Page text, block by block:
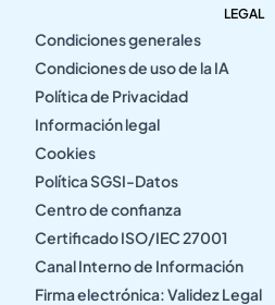
LEGAL
Condiciones generales
Condiciones de uso de la IA
Política de Privacidad
Información legal
Cookies
Política SGSI-Datos
Centro de confianza
Certificado ISO/IEC 27001
Canal Interno de Información
Firma electrónica: Validez Legal